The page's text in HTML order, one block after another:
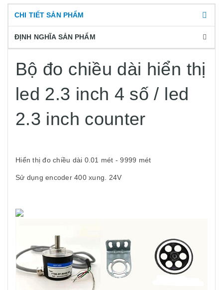
CHI TIẾT SẢN PHẨM
ĐỊNH NGHĨA SẢN PHẨM
Bộ đo chiều dài hiển thị
led 2.3 inch 4 số / led
2.3 inch counter
Hiển thị đo chiều dài 0.01 mét - 9999 mét
Sử dụng encoder 400 xung. 24V